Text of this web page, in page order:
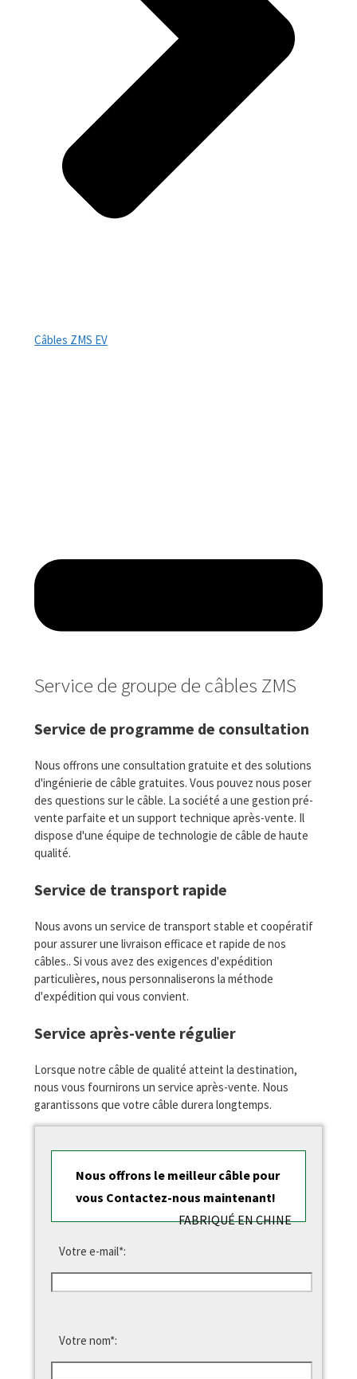
Câbles ZMS EV
Service de groupe de câbles ZMS
Service de programme de consultation
Nous offrons une consultation gratuite et des solutions
d'ingénierie de câble gratuites. Vous pouvez nous poser
des questions sur le câble. La société a une gestion pré-
vente parfaite et un support technique après-vente. Il
dispose d'une équipe de technologie de câble de haute
qualité.
Service de transport rapide
Nous avons un service de transport stable et coopératif
pour assurer une livraison efficace et rapide de nos
câbles.. Si vous avez des exigences d'expédition
particulières, nous personnaliserons la méthode
d'expédition qui vous convient.
Service après-vente régulier
Lorsque notre câble de qualité atteint la destination,
nous vous fournirons un service après-vente. Nous
garantissons que votre câble durera longtemps.
Nous offrons le meilleur câble pour
vous Contactez-nous maintenant!
FABRIQUÉ EN CHINE
Votre e-mail*:
Votre nom*: